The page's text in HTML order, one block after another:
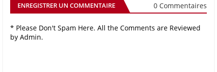
ENREGISTRER UN COMMENTAIRE 0 Commentaires
* Please Don't Spam Here. All the Comments are Reviewed
by Admin.